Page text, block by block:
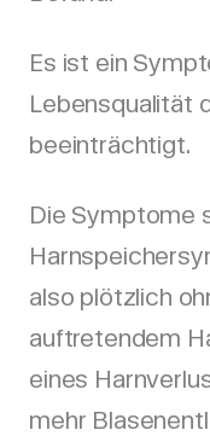
Es ist ein
Lebensqualität
beeinträchtigt.
Die Symptome
also plötzlich
auftretendem
eines
mehr